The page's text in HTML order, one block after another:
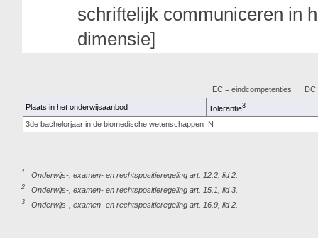
schriftelijk communiceren in
dimensie]
EC = eindcompetenties DC
Plaats in het onderwijsaanbod Tolerantie3
3de bachelorjaar in de biomedische wetenschappen N
1 Onderwijs-, examen- en rechtspositieregeling art. 12.2, lid 2.
2 Onderwijs-, examen- en rechtspositieregeling art. 15.1, lid 3.
3 Onderwijs-, examen- en rechtspositieregeling art. 16.9, lid 2.